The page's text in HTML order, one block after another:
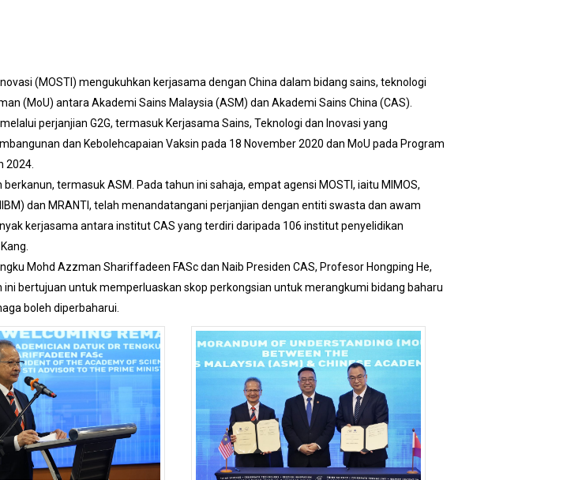
(MOSTI) mengukuhkan kerjasama dengan China dalam bidang sains, teknologi
(MoU) antara Akademi Sains Malaysia (ASM) dan Akademi Sains China (CAS).
perjanjian G2G, termasuk Kerjasama Sains, Teknologi dan Inovasi yang
dan Kebolehcapaian Vaksin pada 18 November 2020 dan MoU pada Program
2024.
termasuk ASM. Pada tahun ini sahaja, empat agensi MOSTI, iaitu MIMOS,
dan MRANTI, telah menandatangani perjanjian dengan entiti swasta dan awam
kerjasama antara institut CAS yang terdiri daripada 106 institut penyelidikan
Mohd Azzman Shariffadeen FASc dan Naib Presiden CAS, Profesor Hongping He,
ini bertujuan untuk memperluaskan skop perkongsian untuk merangkumi bidang baharu
boleh diperbaharui.